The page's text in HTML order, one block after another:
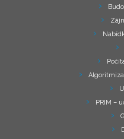
PRIM –